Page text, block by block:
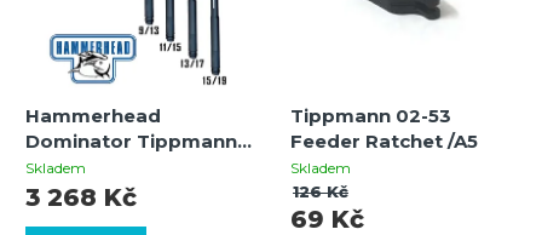
Hammerhead
Dominator Tippmann
98 Barrel 0.683 –
hlaveň 9/13" s Fin a
Skladem
3 268 Kč
Tippmann 02-53
Feeder Ratchet /A5
Skladem
69 Kč
126 Kč